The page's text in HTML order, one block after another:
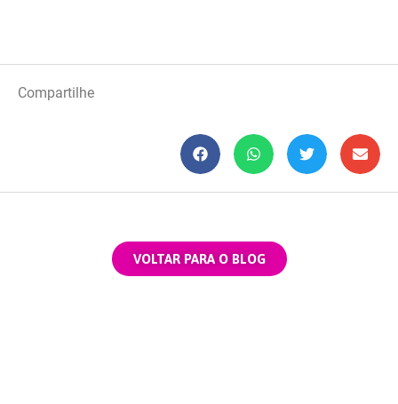
Compartilhe
VOLTAR PARA O BLOG